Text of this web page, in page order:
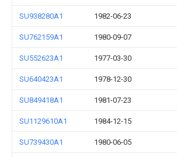
SU938280A1 1982-06-23
SU762159A1 1980-09-07
SU552623A1 1977-03-30
SU640423A1 1978-12-30
SU849418A1 1981-07-23
SU1129610A1 1984-12-15
SU739430A1 1980-06-05